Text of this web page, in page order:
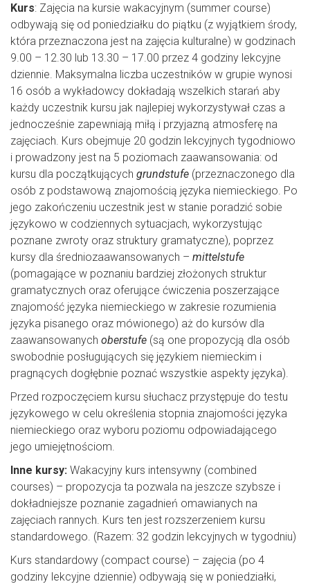
Kurs: Zajęcia na kursie wakacyjnym (summer course)
odbywają się od poniedziałku do piątku (z wyjątkiem środy,
która przeznaczona jest na zajęcia kulturalne) w godzinach
9.00 – 12.30 lub 13.30 – 17.00 przez 4 godziny lekcyjne
dziennie. Maksymalna liczba uczestników w grupie wynosi
16 osób a wykładowcy dokładają wszelkich starań aby
każdy uczestnik kursu jak najlepiej wykorzystywał czas a
jednocześnie zapewniają miłą i przyjazną atmosferę na
zajęciach. Kurs obejmuje 20 godzin lekcyjnych tygodniowo
i prowadzony jest na 5 poziomach zaawansowania: od
kursu dla początkujących grundstufe (przeznaczonego dla
osób z podstawową znajomością języka niemieckiego. Po
jego zakończeniu uczestnik jest w stanie poradzić sobie
językowo w codziennych sytuacjach, wykorzystując
poznane zwroty oraz struktury gramatyczne), poprzez
kursy dla średniozaawansowanych – mittelstufe
(pomagające w poznaniu bardziej złożonych struktur
gramatycznych oraz oferujące ćwiczenia poszerzające
znajomość języka niemieckiego w zakresie rozumienia
języka pisanego oraz mówionego) aż do kursów dla
zaawansowanych oberstufe (są one propozycją dla osób
swobodnie posługujących się językiem niemieckim i
pragnących dogłębnie poznać wszystkie aspekty języka).
Przed rozpoczęciem kursu słuchacz przystępuje do testu
językowego w celu określenia stopnia znajomości języka
niemieckiego oraz wyboru poziomu odpowiadającego
jego umiejętnościom.
Inne kursy: Wakacyjny kurs intensywny (combined
courses) – propozycja ta pozwala na jeszcze szybsze i
dokładniejsze poznanie zagadnień omawianych na
zajęciach rannych. Kurs ten jest rozszerzeniem kursu
standardowego. (Razem: 32 godzin lekcyjnych w tygodniu)
Kurs standardowy (compact course) – zajęcia (po 4
godziny lekcyjne dziennie) odbywają się w poniedziałki,